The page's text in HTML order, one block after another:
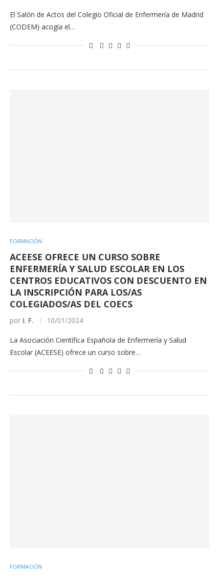
El Salón de Actos del Colegio Oficial de Enfermería de Madrid
(CODEM) acogía el…
FORMACIÓN
ACEESE OFRECE UN CURSO SOBRE
ENFERMERÍA Y SALUD ESCOLAR EN LOS
CENTROS EDUCATIVOS CON DESCUENTO EN
LA INSCRIPCIÓN PARA LOS/AS
COLEGIADOS/AS DEL COECS
por I. F. 10/01/2024
La Asociación Científica Española de Enfermería y Salud
Escolar (ACEESE) ofrece un curso sobre…
FORMACIÓN